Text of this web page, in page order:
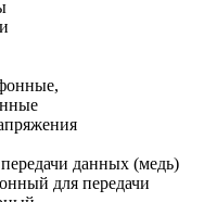
данных (медь)
для передачи